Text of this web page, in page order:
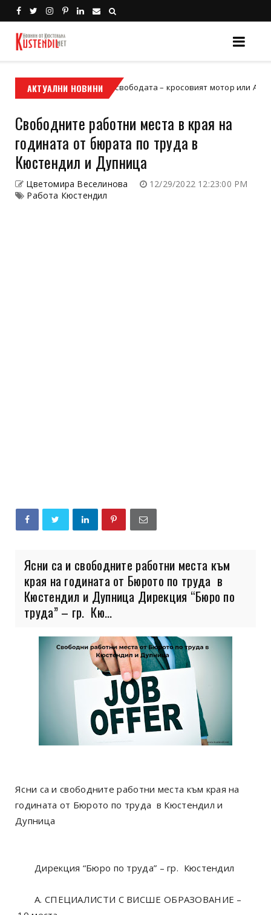
АКТУАЛНИ НОВИНИ
билет към свободата – кросовият мотор или ATV?
Свободните работни места в края на
годината от бюрата по труда в
Кюстендил и Дупница
Цветомира Веселинова
12/29/2022 12:23:00 PM
Работа Кюстендил
Ясни са и свободните работни места към
края на годината от Бюрото по труда в
Кюстендил и Дупница Дирекция “Бюро по
труда” – гр. Кю...
Ясни са и свободните работни места към края на
годината от Бюрото по труда в Кюстендил и
Дупница
Дирекция “Бюро по труда” – гр. Кюстендил
А. СПЕЦИАЛИСТИ С ВИСШЕ ОБРАЗОВАНИЕ –